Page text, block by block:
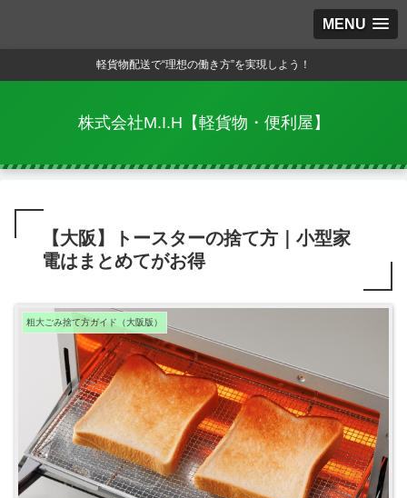
MENU
軽貨物配送で“理想の働き方”を実現しよう！
株式会社M.I.H【軽貨物・便利屋】
【大阪】トースターの捨て方｜小型家
電はまとめてがお得
粗大ごみ捨て方ガイド（大阪版）